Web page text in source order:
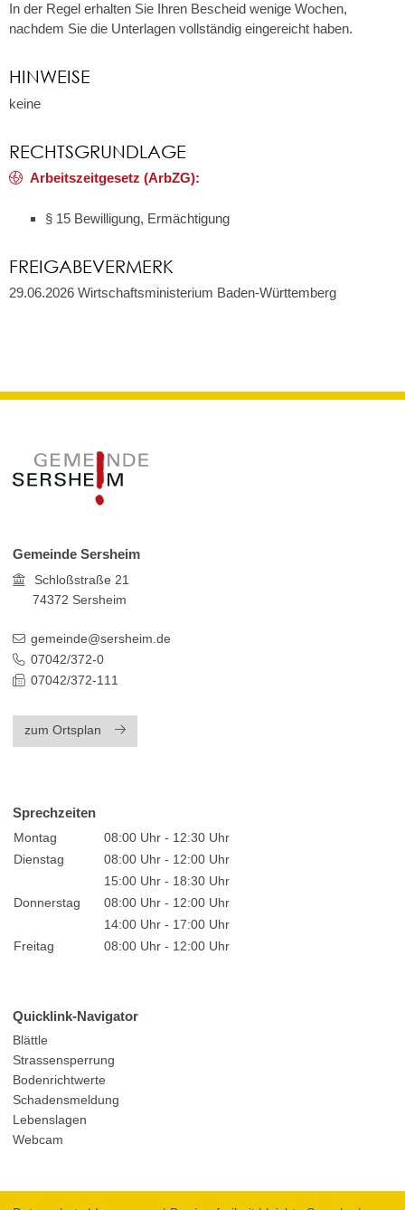
In der Regel erhalten Sie Ihren Bescheid wenige Wochen,
nachdem Sie die Unterlagen vollständig eingereicht haben.
HINWEISE
keine
RECHTSGRUNDLAGE
Arbeitszeitgesetz (ArbZG):
§ 15 Bewilligung, Ermächtigung
FREIGABEVERMERK
29.06.2026 Wirtschaftsministerium Baden-Württemberg
Gemeinde Sersheim
Schloßstraße 21
74372 Sersheim
gemeinde@sersheim.de
07042/372-0
07042/372-111
zum Ortsplan
Sprechzeiten
Montag
08:00 Uhr - 12:30 Uhr
Dienstag
08:00 Uhr - 12:00 Uhr
15:00 Uhr - 18:30 Uhr
Donnerstag
08:00 Uhr - 12:00 Uhr
14:00 Uhr - 17:00 Uhr
Freitag
08:00 Uhr - 12:00 Uhr
Quicklink-Navigator
Blättle
Strassensperrung
Bodenrichtwerte
Schadensmeldung
Lebenslagen
Webcam